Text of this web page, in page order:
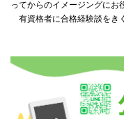
ってからのイメージングにお
有資格者に合格経験談をき